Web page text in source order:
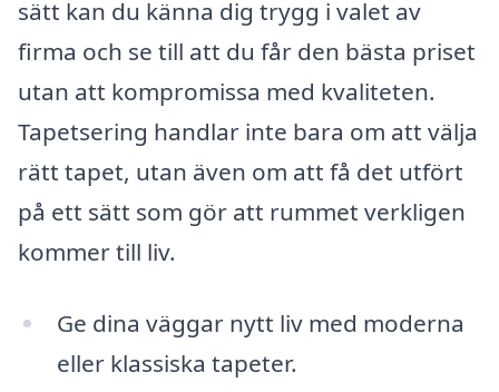
sätt kan du känna dig trygg i valet av
firma och se till att du får den bästa priset
utan att kompromissa med kvaliteten.
Tapetsering handlar inte bara om att välja
rätt tapet, utan även om att få det utfört
på ett sätt som gör att rummet verkligen
kommer till liv.
Ge dina väggar nytt liv med moderna
eller klassiska tapeter.